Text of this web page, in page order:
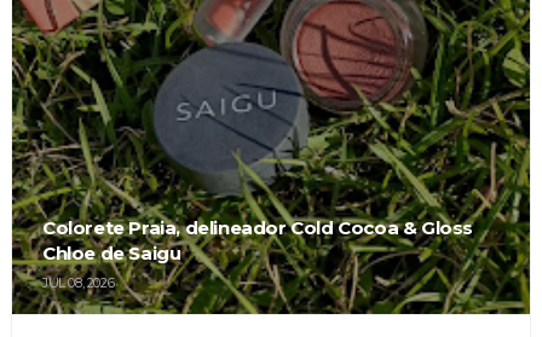
Colorete Praia, delineador Cold Cocoa & Gloss
Chloe de Saigu
JUL 08, 2026